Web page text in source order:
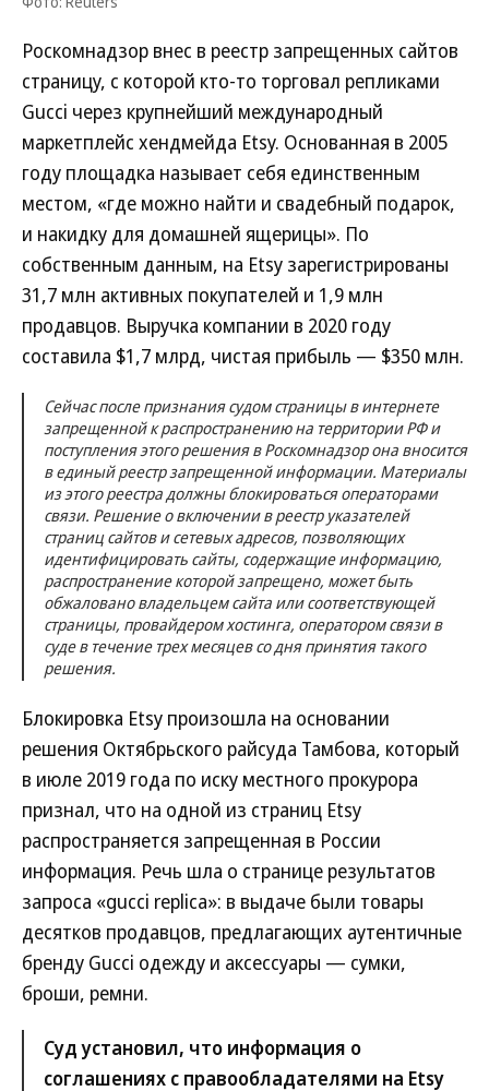
Роскомнадзор внес в реестр запрещенных сайтов
страницу, с которой кто-то торговал репликами
Gucci через крупнейший международный
маркетплейс хендмейда Etsy. Основанная в 2005
году площадка называет себя единственным
местом, «где можно найти и свадебный подарок,
и накидку для домашней ящерицы». По
собственным данным, на Etsy зарегистрированы
31,7 млн активных покупателей и 1,9 млн
продавцов. Выручка компании в 2020 году
составила $1,7 млрд, чистая прибыль — $350 млн.
Сейчас после признания судом страницы в интернете
запрещенной к распространению на территории РФ и
поступления этого решения в Роскомнадзор она вносится
в единый реестр запрещенной информации. Материалы
из этого реестра должны блокироваться операторами
связи. Решение о включении в реестр указателей
страниц сайтов и сетевых адресов, позволяющих
идентифицировать сайты, содержащие информацию,
распространение которой запрещено, может быть
обжаловано владельцем сайта или соответствующей
страницы, провайдером хостинга, оператором связи в
суде в течение трех месяцев со дня принятия такого
решения.
Блокировка Etsy произошла на основании
решения Октябрьского райсуда Тамбова, который
в июле 2019 года по иску местного прокурора
признал, что на одной из страниц Etsy
распространяется запрещенная в России
информация. Речь шла о странице результатов
запроса «gucci replica»: в выдаче были товары
десятков продавцов, предлагающих аутентичные
бренду Gucci одежду и аксессуары — сумки,
броши, ремни.
Суд установил, что информация о
соглашениях с правообладателями на Etsy